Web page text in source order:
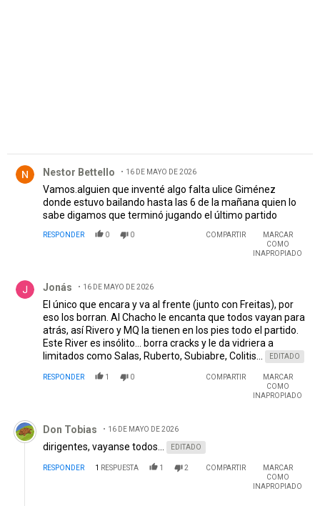
Nestor Bettello 16 DE MAYO DE 2026
Vamos.alguien que inventé algo falta ulice Giménez
donde estuvo bailando hasta las 6 de la mañana quien lo
sabe digamos que terminó jugando el último partido
RESPONDER 0 0 COMPARTIR
MARCAR
COMO
INAPROPIADO
Jonás 16 DE MAYO DE 2026
El único que encara y va al frente (junto con Freitas), por
eso los borran. Al Chacho le encanta que todos vayan para
atrás, así Rivero y MQ la tienen en los pies todo el partido.
Este River es insólito... borra cracks y le da vidriera a
limitados como Salas, Ruberto, Subiabre, Colitis...
EDITADO
RESPONDER 1 0 COMPARTIR
MARCAR
COMO
INAPROPIADO
Comentario de Don Tobias.
Don Tobias 16 DE MAYO DE 2026
dirigentes, vayanse todos... EDITADO
RESPONDER 1 RESPUESTA 1 2 COMPARTIR
MARCAR
COMO
INAPROPIADO